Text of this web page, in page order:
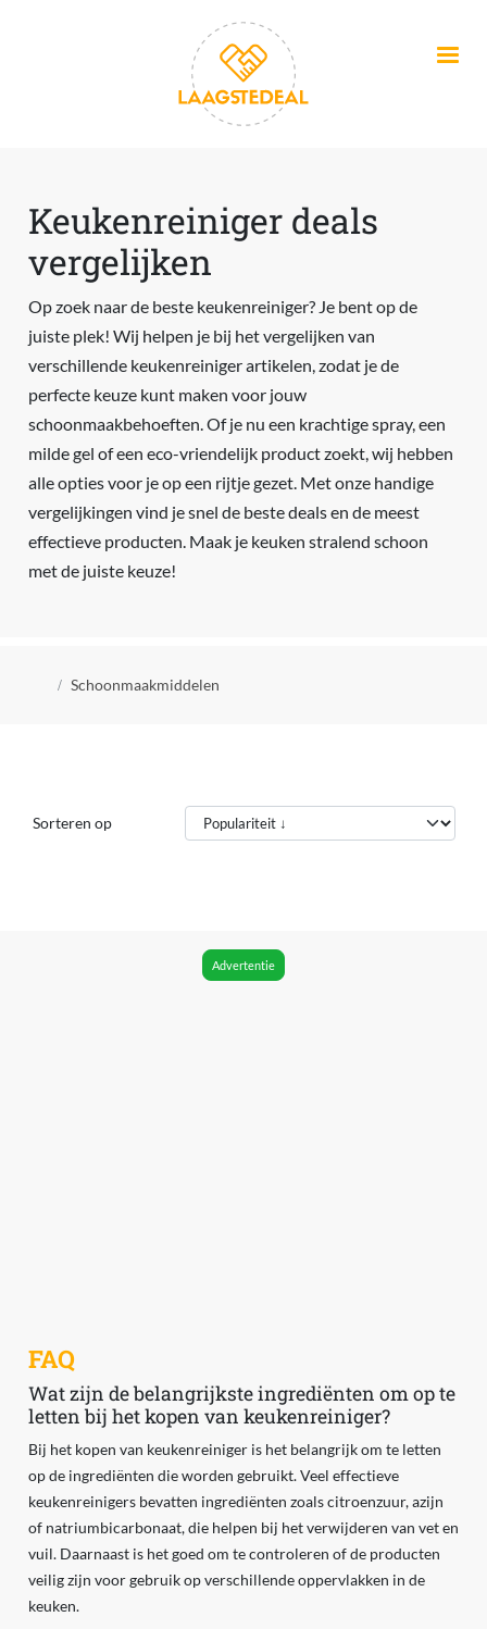
Keukenreiniger deals
vergelijken
Op zoek naar de beste keukenreiniger? Je bent op de
juiste plek! Wij helpen je bij het vergelijken van
verschillende keukenreiniger artikelen, zodat je de
perfecte keuze kunt maken voor jouw
schoonmaakbehoeften. Of je nu een krachtige spray, een
milde gel of een eco-vriendelijk product zoekt, wij hebben
alle opties voor je op een rijtje gezet. Met onze handige
vergelijkingen vind je snel de beste deals en de meest
effectieve producten. Maak je keuken stralend schoon
met de juiste keuze!
Kruimelpad
Schoonmaakmiddelen
Sorteren op
Advertentie
FAQ
Wat zijn de belangrijkste ingrediënten om op te
letten bij het kopen van keukenreiniger?
Bij het kopen van keukenreiniger is het belangrijk om te letten
op de ingrediënten die worden gebruikt. Veel effectieve
keukenreinigers bevatten ingrediënten zoals citroenzuur, azijn
of natriumbicarbonaat, die helpen bij het verwijderen van vet en
vuil. Daarnaast is het goed om te controleren of de producten
veilig zijn voor gebruik op verschillende oppervlakken in de
keuken.